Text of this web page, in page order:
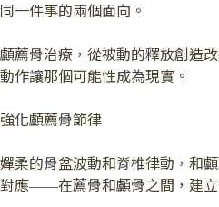
同一件事的兩個面向。
顱薦骨治療，從被動的釋放創造
動作讓那個可能性成為現實。
強化顱薦骨節律
嬋柔的骨盆波動和脊椎律動，和
對應——在薦骨和顱骨之間，建立